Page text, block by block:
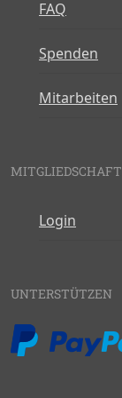
FAQ
Spenden
Mitarbeiten
MITGLIEDSCHAFT
Login
UNTERSTÜTZEN